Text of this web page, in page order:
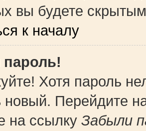
вы будете
к началу
Хотя пароль
новый. Перейдите
на ссылку Забыли